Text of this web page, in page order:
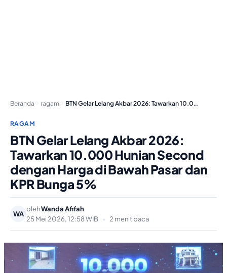
Beranda ragam BTN Gelar Lelang Akbar 2026: Tawarkan 10.000 Hunian…
RAGAM
BTN Gelar Lelang Akbar 2026:
Tawarkan 10.000 Hunian Second
dengan Harga di Bawah Pasar dan
KPR Bunga 5%
WA
olehWanda Afifah
25 Mei 2026, 12:58 WIB
• 2 menit baca